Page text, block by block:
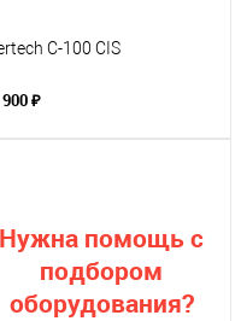
C-100 CIS
₽
Нужна помощь с
подбором
оборудования?